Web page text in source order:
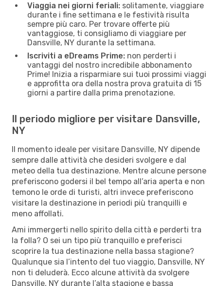
Viaggia nei giorni feriali: solitamente, viaggiare
durante i fine settimana e le festività risulta
sempre più caro. Per trovare offerte più
vantaggiose, ti consigliamo di viaggiare per
Dansville, NY durante la settimana.
Iscriviti a eDreams Prime: non perderti i
vantaggi del nostro incredibile abbonamento
Prime! Inizia a risparmiare sui tuoi prossimi viaggi
e approfitta ora della nostra prova gratuita di 15
giorni a partire dalla prima prenotazione.
Il periodo migliore per visitare Dansville,
NY
Il momento ideale per visitare Dansville, NY dipende
sempre dalle attività che desideri svolgere e dal
meteo della tua destinazione. Mentre alcune persone
preferiscono godersi il bel tempo all’aria aperta e non
temono le orde di turisti, altri invece preferiscono
visitare la destinazione in periodi più tranquilli e
meno affollati.
Ami immergerti nello spirito della città e perderti tra
la folla? O sei un tipo più tranquillo e preferisci
scoprire la tua destinazione nella bassa stagione?
Qualunque sia l’intento del tuo viaggio, Dansville, NY
non ti deluderà. Ecco alcune attività da svolgere
Dansville, NY durante l’alta stagione e bassa